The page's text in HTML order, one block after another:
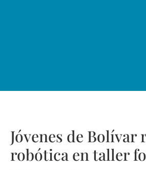
Jóvenes de
robótica en taller